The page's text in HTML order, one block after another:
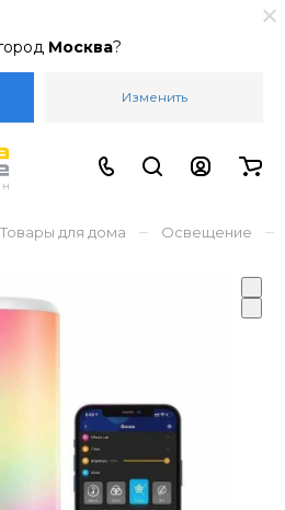
Москва?
Изменить
Товары для дома – Освещение –